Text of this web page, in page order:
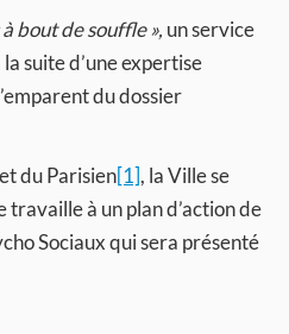
bout de souffle », un service
la suite d’une expertise
du dossier
du Parisien[1], la Ville se
travaille à un plan d’action de
Sociaux qui sera présenté